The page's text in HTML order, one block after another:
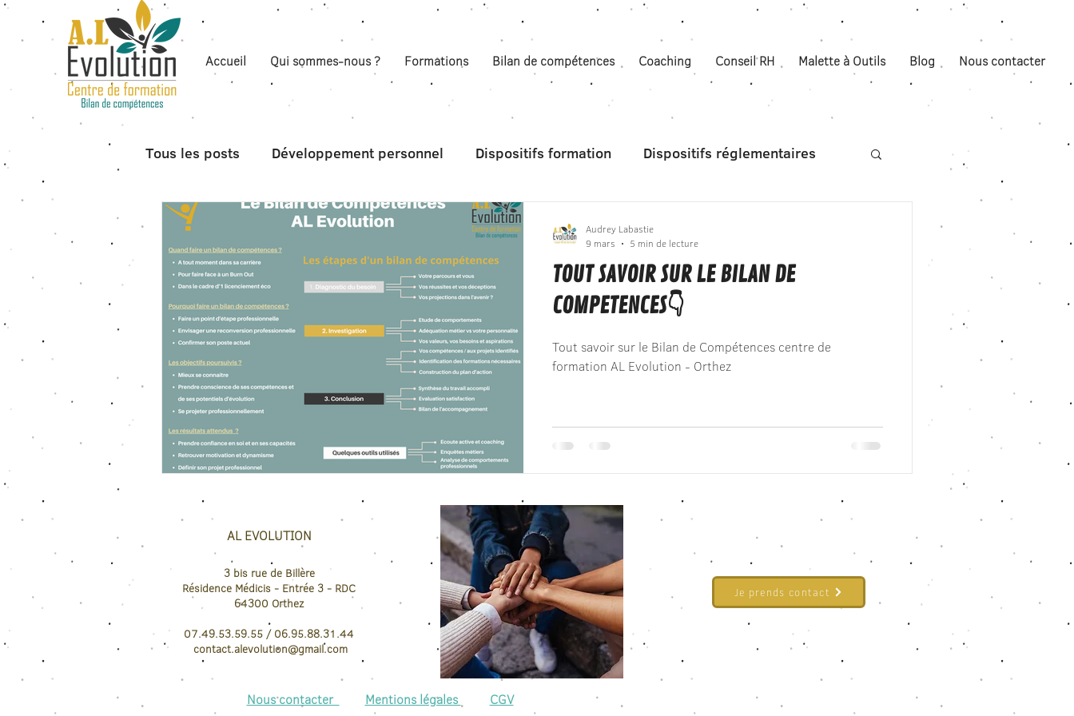
Accueil Qui sommes-nous ? Formations Bilan de compétences Coaching Conseil RH Malette à Outils Blog Nous contacter
Tous les posts Développement personnel Dispositifs formation Dispositifs réglementaires
Boite à outils
TOUT SAVOIR SUR LE BILAN DE
COMPETENCES👇
Tout savoir sur le Bilan de Compétences centre de
formation AL Evolution - Orthez
Audrey Labastie
9 mars
5 min de lecture
AL EVOLUTION
3 bis rue de Billère
Résidence Médicis - Entrée 3 - RDC
64300 Orthez
07.49.53.59.55 / 06.95.88.31.44
contact.alevolution@gmail.com
Je prends contact
Nous contacter Mentions légales CGV